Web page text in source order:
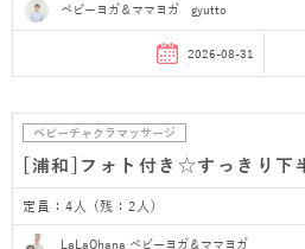
ベビーヨガ＆ママヨガ gyutto
2026-08-31
ベビーチャクラマッサージ
定員：4人 (残：2人)
LaLaOhana ベビーヨガ＆ママヨガ